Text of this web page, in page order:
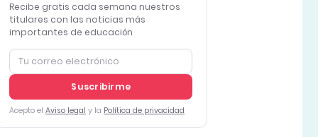
Recibe gratis cada semana nuestros
titulares con las noticias más
importantes de educación
Suscribirme
Acepto el Aviso legal y la Política de privacidad